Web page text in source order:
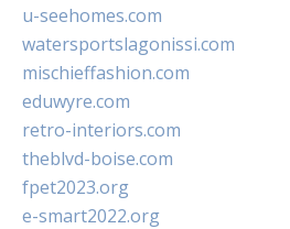
u-seehomes.com
watersportslagonissi.com
mischieffashion.com
eduwyre.com
retro-interiors.com
theblvd-boise.com
fpet2023.org
e-smart2022.org